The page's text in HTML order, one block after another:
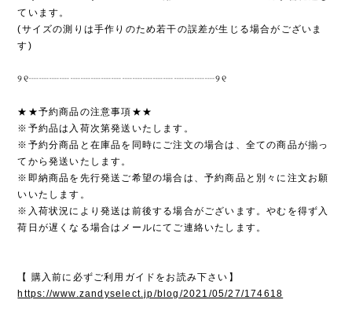
ています。
(サイズの測りは手作りのため若干の誤差が生じる場合がございま
す)
୨୧┈┈┈┈┈┈┈┈┈┈┈┈┈┈┈┈┈┈୨୧
★★予約商品の注意事項★★
※予約品は入荷次第発送いたします。
※予約分商品と在庫品を同時にご注文の場合は、全ての商品が揃っ
てから発送いたします。
※即納商品を先行発送ご希望の場合は、予約商品と別々に注文お願
いいたします。
※入荷状況により発送は前後する場合がございます。やむを得ず入
荷日が遅くなる場合はメールにてご連絡いたします。
【 購入前に必ずご利用ガイドをお読み下さい】
https://www.zandyselect.jp/blog/2021/05/27/174618